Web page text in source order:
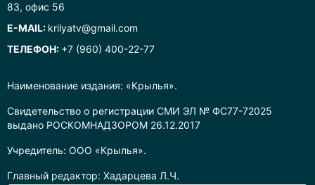
Наименование издания: «Крылья».
Свидетельство о регистрации СМИ ЭЛ № ФС77-72025
выдано РОСКОМНАДЗОРОМ 26.12.2017
Учредитель: ООО «Крылья».
Главный редактор: Хадарцева Л.Ч.
83, офис 56
E-MAIL: krilyatv@gmail.com
ТЕЛЕФОН: +7 (960) 400-22-77